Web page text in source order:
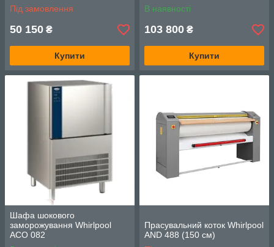
Під замовлення
50 150 ₴
Купити
В наявності
103 800 ₴
Купити
Шафа шокового
заморожування Whirlpool
ACO 082
Прасувальний коток Whirlpool
AND 488 (150 см)